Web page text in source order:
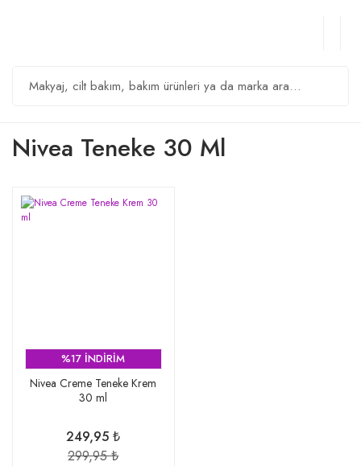
Nivea Teneke 30 Ml
%17 İNDİRİM
Nivea Creme Teneke Krem
30 ml
249,95 ₺
299,95 ₺